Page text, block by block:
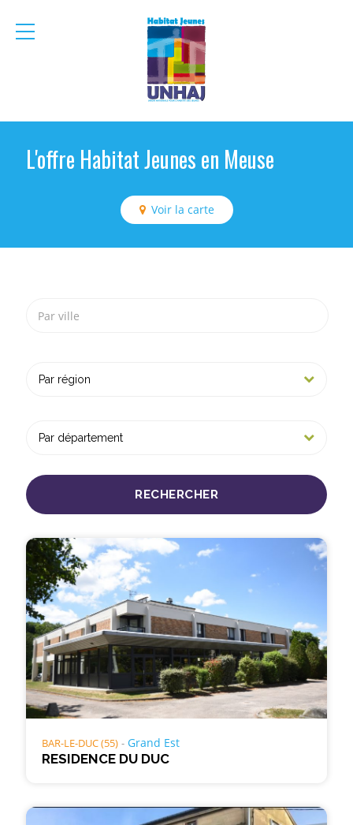
menu
L'offre Habitat Jeunes en Meuse
Voir la carte
Par ville
RECHERCHER
BAR-LE-DUC (55) Grand Est
RESIDENCE DU DUC